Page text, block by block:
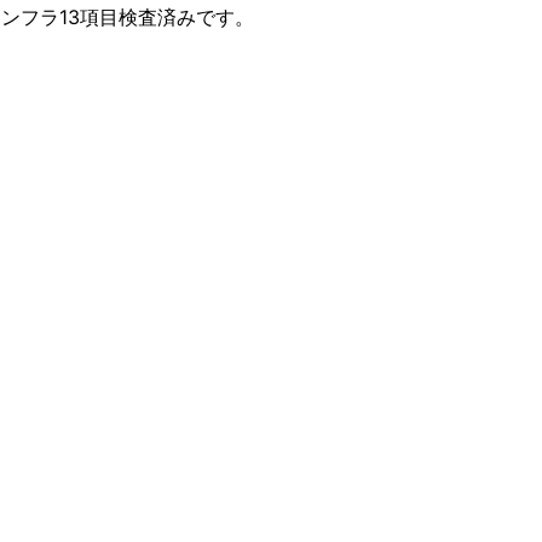
フラ13項目検査済みです。